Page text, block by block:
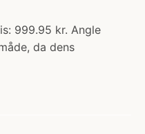
999.95 kr. Angle
da dens